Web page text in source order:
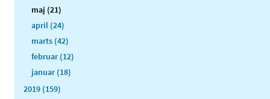
maj (21)
april (24)
marts (42)
februar (12)
januar (18)
2019 (159)